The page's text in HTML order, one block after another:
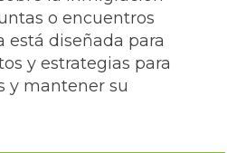
o encuentros
está diseñada para
y estrategias para
y mantener su